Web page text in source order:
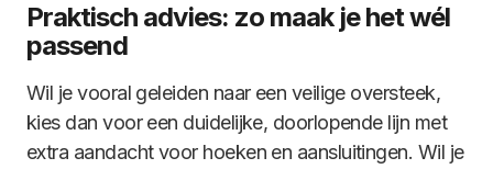
Praktisch advies: zo maak je het wél
passend
Wil je vooral geleiden naar een veilige oversteek,
kies dan voor een duidelijke, doorlopende lijn met
extra aandacht voor hoeken en aansluitingen. Wil je